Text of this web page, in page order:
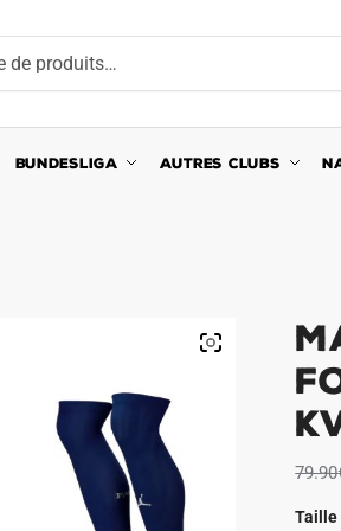
BUNDESLIGA AUTRES CLUBS
79.90
Taille